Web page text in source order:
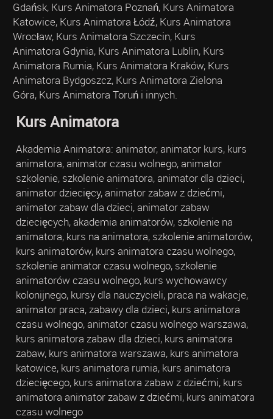
Gdańsk, Kurs Animatora Poznań, Kurs Animatora
Katowice, Kurs Animatora Łódź, Kurs Animatora
Wrocław, Kurs Animatora Szczecin, Kurs
Animatora Gdynia, Kurs Animatora Lublin, Kurs
Animatora Rumia, Kurs Animatora Kraków, Kurs
Animatora Bydgoszcz, Kurs Animatora Zielona
Góra, Kurs Animatora Toruń i innych.
Kurs Animatora
Akademia Animatora: animator, animator kurs, kurs
animatora, animator czasu wolnego, animator
szkolenie, szkolenie animatora, animator dla dzieci,
animator dziecięcy, animator zabaw z dziećmi,
animator zabaw dla dzieci, animator zabaw
dziecięcych, akademia animatorów, szkolenie na
animatora, kurs na animatora, szkolenie animatorów,
kurs animatorów, kurs animatora czasu wolnego,
szkolenie animator czasu wolnego, szkolenie
animatorów czasu wolnego, kurs wychowawcy
kolonijnego, kursy dla nauczycieli, praca na wakacje,
animator praca, zabawy dla dzieci, kurs animatora
czasu wolnego, animator czasu wolnego warszawa,
kurs animatora zabaw dla dzieci, kurs animatora
zabaw, kurs animatora warszawa, kurs animatora
katowice, kurs animatora rumia, kurs animatora
dziecięcego, kurs animatora zabaw z dziećmi, kurs
animatora animator zabaw z dziećmi, kurs animatora
czasu wolnego